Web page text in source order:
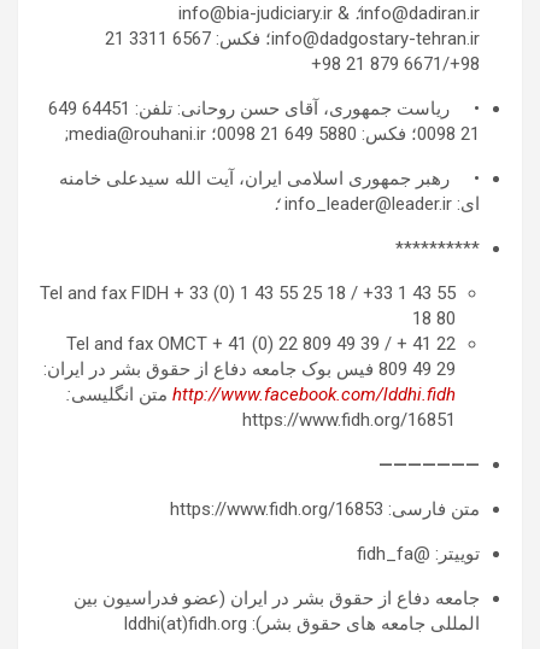
info@dadiran.ir؛ info@bia-judiciary.ir &
info@dadgostary-tehran.ir؛ فکس: 6567 3311 21
98+/6671 879 21 98+
• ریاست جمهوری، آقای حسن روحانی: تلفن: 64451 649
21 0098؛ فکس: 5880 649 21 0098؛ media@rouhani.ir;
• رهبر جمهوری اسلامی ایران، آیت الله سیدعلی خامنه
ای: info_leader@leader.ir
؛
**********
Tel and fax FIDH + 33 (0) 1 43 55 25 18 / +33 1 43 55
18 80
Tel and fax OMCT + 41 (0) 22 809 49 39 / + 41 22
809 49 29 فیس بوک جامعه دفاع از حقوق بشر در ایران:
http://www.facebook.com/lddhi.fidh متن انگلیسی:
https://www.fidh.org/16851
———————
متن فارسی: https://www.fidh.org/16853
توییتر: @fidh_fa
جامعه دفاع از حقوق بشر در ایران (عضو فدراسیون بین
المللی جامعه های حقوق بشر): lddhi(at)fidh.org